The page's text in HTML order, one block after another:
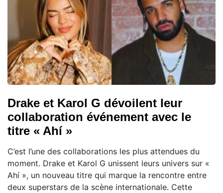
Drake et Karol G dévoilent leur
collaboration événement avec le
titre « Ahí »
C’est l’une des collaborations les plus attendues du
moment. Drake et Karol G unissent leurs univers sur «
Ahí », un nouveau titre qui marque la rencontre entre
deux superstars de la scène internationale. Cette